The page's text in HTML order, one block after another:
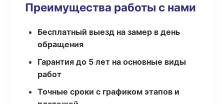
Преимущества работы с нами
Бесплатный выезд на замер в день
обращения
Гарантия до 5 лет на основные виды
работ
Точные сроки с графиком этапов и